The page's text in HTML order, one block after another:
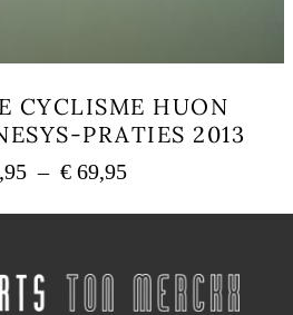
CYCLISME HUON
PRATIES 2013
– € 69,95Plage
prix :
à
€ 69,95
variations.
Les